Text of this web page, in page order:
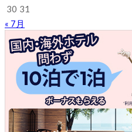
30 31
« 7月